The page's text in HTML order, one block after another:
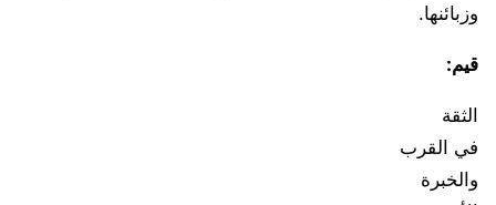
وزبائنها.
قيم:
الثقة
في القرب
والخبرة